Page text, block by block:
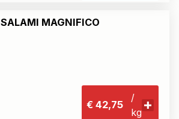
SALAMI MAGNIFICO
€ 42,75
/
kg